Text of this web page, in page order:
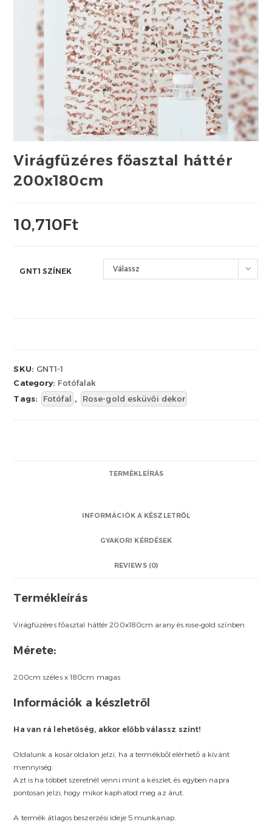
Virágfüzéres főasztal háttér
200x180cm
10,710Ft
GNT1 SZÍNEK Válassz
SKU: GNT1-1
Category: Fotófalak
Tags:
Fotófal , Rose-gold esküvői dekor
TERMÉKLEÍRÁS
INFORMÁCIÓK A KÉSZLETRŐL
GYAKORI KÉRDÉSEK
REVIEWS (0)
Termékleírás
Virágfüzéres főasztal háttér 200x180cm arany és rose-gold színben
Mérete:
200cm széles x 180cm magas
Információk a készletről
Ha van rá lehetőség, akkor előbb válassz színt!
Oldalunk a kosár oldalon jelzi, ha a termékből elérhető a kívánt
mennyiség.
Azt is ha többet szeretnél venni mint a készlet, és egyben napra
pontosan jelzi, hogy mikor kaphatod meg az árut.
A termék átlagos beszerzési ideje 5 munkanap.